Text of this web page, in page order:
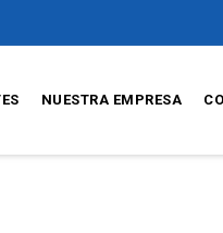
NUESTRA EMPRESA